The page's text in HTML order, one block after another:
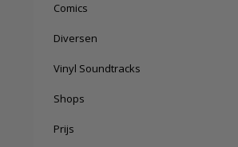
Comics
Diversen
Vinyl Soundtracks
Shops
Prijs